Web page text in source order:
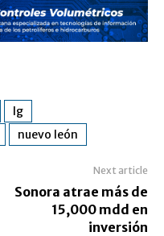
lg
nuevo león
Next article
Sonora atrae más de
15,000 mdd en
inversión